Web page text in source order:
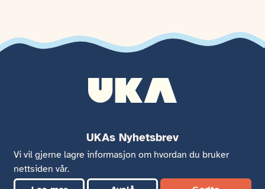
UKAs Nyhetsbrev
Hold deg oppdatert på hva som skjer i UKAs nyhetsbrev!
Vi vil gjerne lagre informasjon om hvordan du bruker
nettsiden vår.